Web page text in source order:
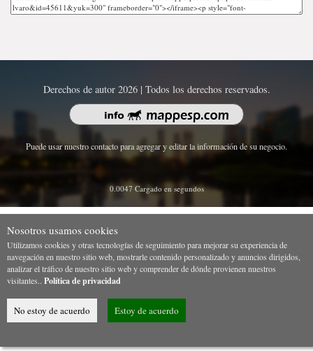
Derechos de autor 2026 | Todos los derechos reservados.
Puede usar nuestro contacto para agregar y editar la información de su negocio.
0.0047 Cargado en segundos
Nosotros usamos cookies
Utilizamos cookies y otras tecnologías de seguimiento para mejorar su experiencia de
navegación en nuestro sitio web, mostrarle contenido personalizado y anuncios dirigidos,
analizar el tráfico de nuestro sitio web y comprender de dónde provienen nuestros
visitantes.. Política de privacidad
No estoy de acuerdo Estoy de acuerdo